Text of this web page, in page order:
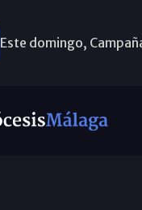
Este domingo,